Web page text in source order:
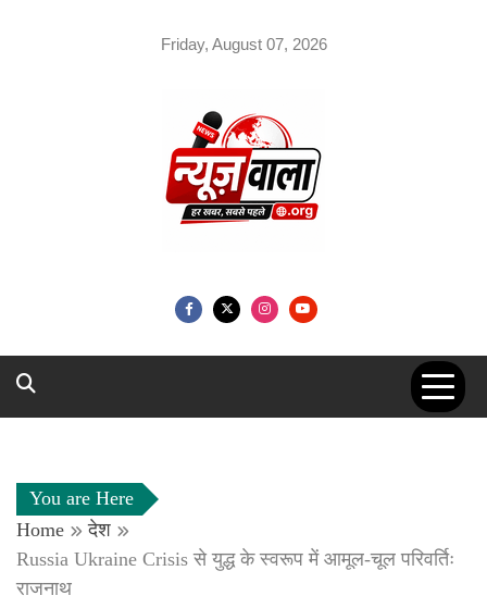
Friday, August 07, 2026
You are Here
Home
देश
Russia Ukraine Crisis से युद्ध के स्वरूप में आमूल-चूल परिवर्तिः
राजनाथ